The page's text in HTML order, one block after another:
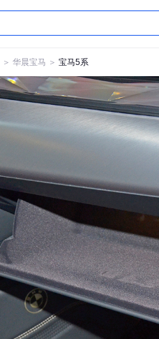
＞ 华晨宝马 ＞ 宝马5系